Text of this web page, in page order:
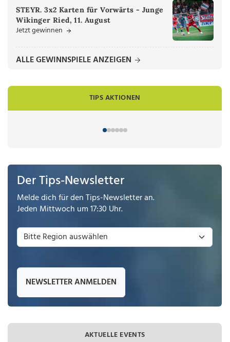
STEYR. 3x2 Karten für Vorwärts - Junge
Wikinger Ried, 11. August
Jetzt gewinnen
ALLE GEWINNSPIELE ANZEIGEN
TIPS AKTIONEN
Der Tips-Newsletter
Melde dich für den Tips-Newsletter an.
Jeden Mittwoch um 17:30 Uhr.
NEWSLETTER ANMELDEN
AKTUELLE EVENTS